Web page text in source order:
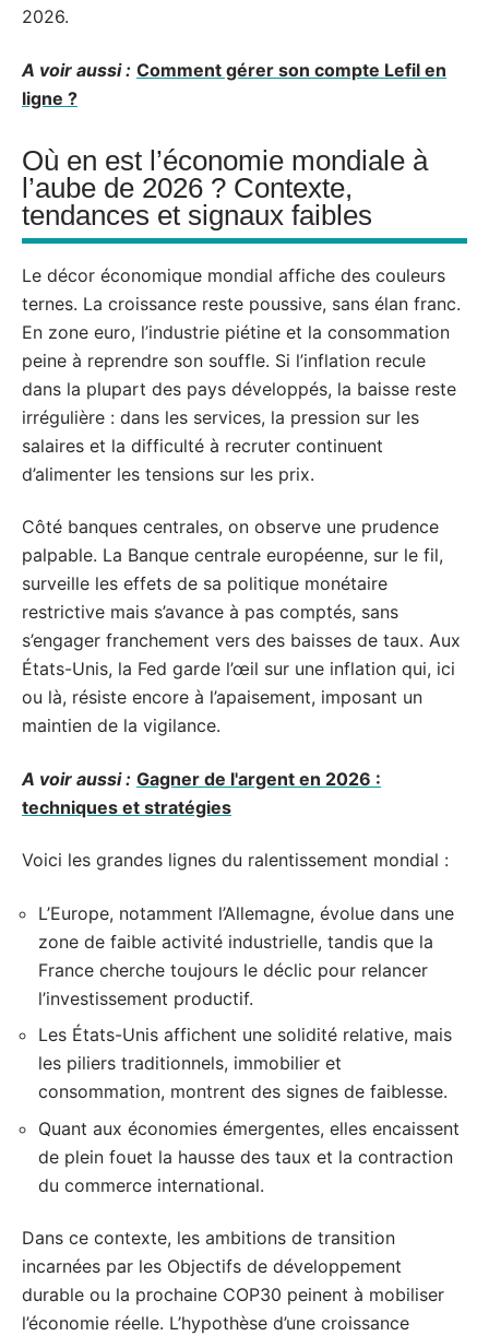
2026.
A voir aussi : Comment gérer son compte Lefil en
ligne ?
Où en est l’économie mondiale à
l’aube de 2026 ? Contexte,
tendances et signaux faibles
Le décor économique mondial affiche des couleurs
ternes. La croissance reste poussive, sans élan franc.
En zone euro, l’industrie piétine et la consommation
peine à reprendre son souffle. Si l’inflation recule
dans la plupart des pays développés, la baisse reste
irrégulière : dans les services, la pression sur les
salaires et la difficulté à recruter continuent
d’alimenter les tensions sur les prix.
Côté banques centrales, on observe une prudence
palpable. La Banque centrale européenne, sur le fil,
surveille les effets de sa politique monétaire
restrictive mais s’avance à pas comptés, sans
s’engager franchement vers des baisses de taux. Aux
États-Unis, la Fed garde l’œil sur une inflation qui, ici
ou là, résiste encore à l’apaisement, imposant un
maintien de la vigilance.
A voir aussi : Gagner de l'argent en 2026 :
techniques et stratégies
Voici les grandes lignes du ralentissement mondial :
L’Europe, notamment l’Allemagne, évolue dans une
zone de faible activité industrielle, tandis que la
France cherche toujours le déclic pour relancer
l’investissement productif.
Les États-Unis affichent une solidité relative, mais
les piliers traditionnels, immobilier et
consommation, montrent des signes de faiblesse.
Quant aux économies émergentes, elles encaissent
de plein fouet la hausse des taux et la contraction
du commerce international.
Dans ce contexte, les ambitions de transition
incarnées par les Objectifs de développement
durable ou la prochaine COP30 peinent à mobiliser
l’économie réelle. L’hypothèse d’une croissance